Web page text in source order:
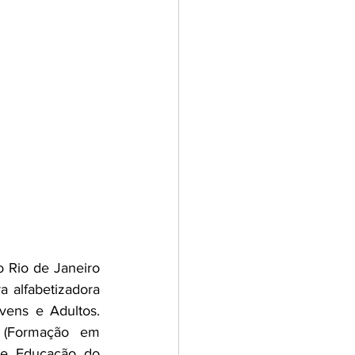
Rio de Janeiro
alfabetizadora
e Adultos.
em